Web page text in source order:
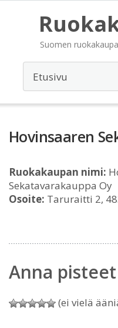
Suomen
Hovinsaaren
Ruokakaupan nimi:
Sekatavarakauppa Oy
Osoite: Taruraitti 2,
Anna pisteet
(ei vielä